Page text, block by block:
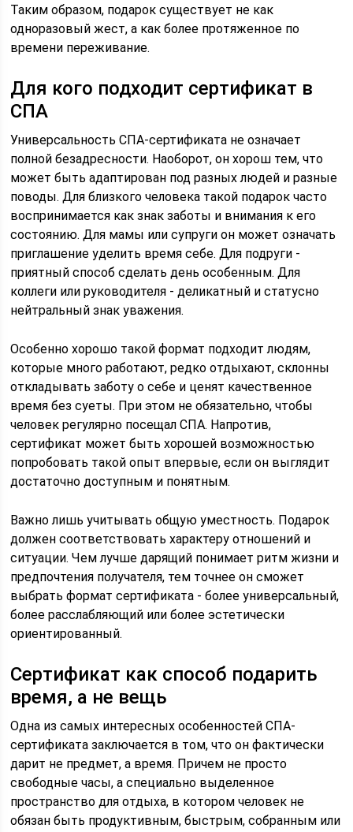
Таким образом, подарок существует не как
одноразовый жест, а как более протяженное по
времени переживание.
Для кого подходит сертификат в
СПА
Универсальность СПА-сертификата не означает
полной безадресности. Наоборот, он хорош тем, что
может быть адаптирован под разных людей и разные
поводы. Для близкого человека такой подарок часто
воспринимается как знак заботы и внимания к его
состоянию. Для мамы или супруги он может означать
приглашение уделить время себе. Для подруги -
приятный способ сделать день особенным. Для
коллеги или руководителя - деликатный и статусно
нейтральный знак уважения.
Особенно хорошо такой формат подходит людям,
которые много работают, редко отдыхают, склонны
откладывать заботу о себе и ценят качественное
время без суеты. При этом не обязательно, чтобы
человек регулярно посещал СПА. Напротив,
сертификат может быть хорошей возможностью
попробовать такой опыт впервые, если он выглядит
достаточно доступным и понятным.
Важно лишь учитывать общую уместность. Подарок
должен соответствовать характеру отношений и
ситуации. Чем лучше дарящий понимает ритм жизни и
предпочтения получателя, тем точнее он сможет
выбрать формат сертификата - более универсальный,
более расслабляющий или более эстетически
ориентированный.
Сертификат как способ подарить
время, а не вещь
Одна из самых интересных особенностей СПА-
сертификата заключается в том, что он фактически
дарит не предмет, а время. Причем не просто
свободные часы, а специально выделенное
пространство для отдыха, в котором человек не
обязан быть продуктивным, быстрым, собранным или